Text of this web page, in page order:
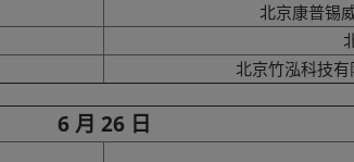
北京康普锡
北京竹泓科技
6 月 26 日